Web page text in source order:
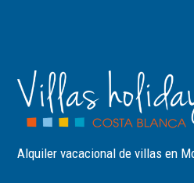
Alquiler vacacional de villas en